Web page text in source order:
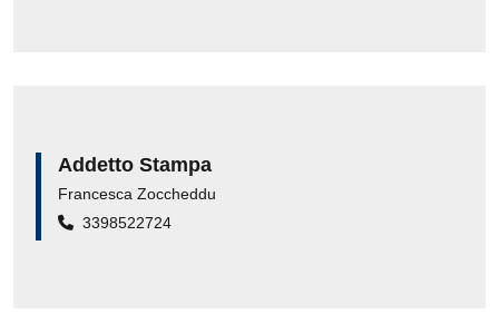
Addetto Stampa
Francesca Zoccheddu
3398522724